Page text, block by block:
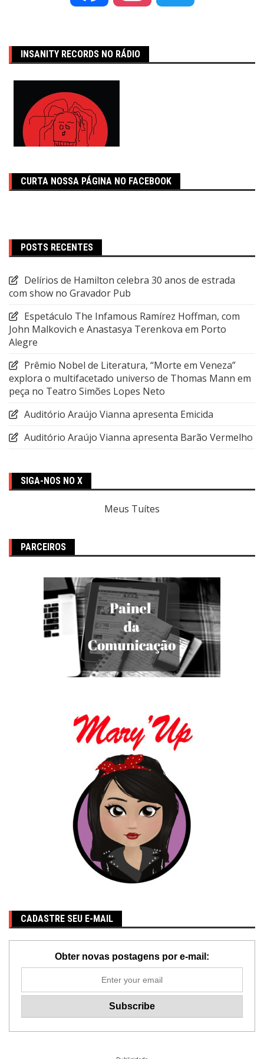
INSANITY RECORDS NO RÁDIO
CURTA NOSSA PÁGINA NO FACEBOOK
POSTS RECENTES
Delírios de Hamilton celebra 30 anos de estrada
com show no Gravador Pub
Espetáculo The Infamous Ramírez Hoffman, com
John Malkovich e Anastasya Terenkova em Porto
Alegre
Prêmio Nobel de Literatura, “Morte em Veneza”
explora o multifacetado universo de Thomas Mann em
peça no Teatro Simões Lopes Neto
Auditório Araújo Vianna apresenta Emicida
Auditório Araújo Vianna apresenta Barão Vermelho
SIGA-NOS NO X
Meus Tuítes
PARCEIROS
CADASTRE SEU E-MAIL
Obter novas postagens por e-mail: